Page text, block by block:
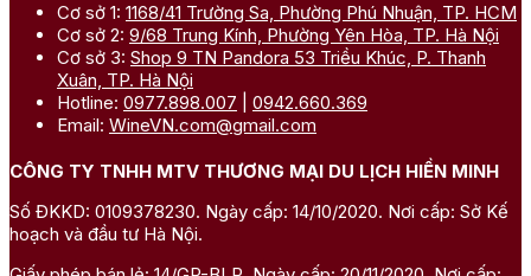
Cơ sở 1: 1168/41 Trường Sa, Phường Phú Nhuận, TP. HCM
Cơ sở 2: 9/68 Trung Kính, Phường Yên Hòa, TP. Hà Nội
Cơ sở 3: Shop 9 TN Pandora 53 Triều Khúc, P. Thanh
Xuân, TP. Hà Nội
Hotline: 0977.898.007
0942.660.369
Email: WineVN.com@gmail.com
CÔNG TY TNHH MTV THƯƠNG MẠI DU LỊCH HIỀN MINH
Số ĐKKD: 0109378230. Ngày cấp: 14/10/2020. Nơi cấp: Sở Kế
hoạch và đầu tư Hà Nội.